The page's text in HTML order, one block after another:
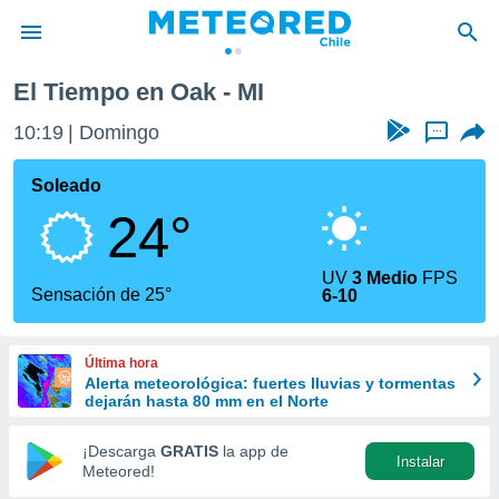
de
por
que se
calidad.
a este
las
y
forma
digital
basada
El Tiempo en Oak - MI
10:19 Domingo ...
Soleado
24°
Sensación de 25°
UV3 Medio FPS
6-10
Última hora
Alerta meteorológica: fuertes lluvias y tormentas
dejarán hasta 80 mm en el Norte
¡Descarga GRATIS la app de
Meteored!
Instalar